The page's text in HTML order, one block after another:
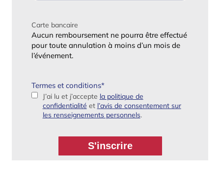
Carte bancaire
Aucun remboursement ne pourra être effectué
pour toute annulation à moins d’un mois de
l’événement.
Termes et conditions*
J’ai lu et j’accepte la politique de
confidentialité et l’avis de consentement sur
les renseignements personnels.